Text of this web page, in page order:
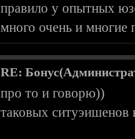
правило у опытных
много очень и многие
RE:
про то и говорю))
таковых ситуэишенов